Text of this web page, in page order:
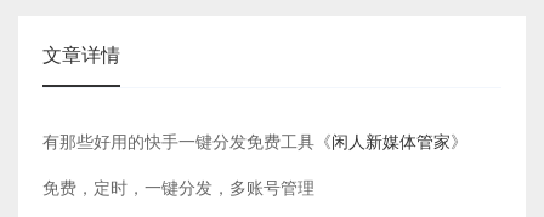
文章详情
有那些好用的快手一键分发免费工具《闲人新媒体管家》
免费，定时，一键分发，多账号管理